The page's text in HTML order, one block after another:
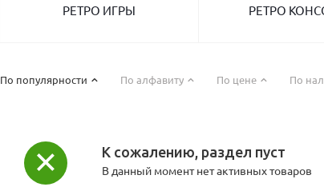
РЕТРО ИГРЫ РЕТРО
По популярности По алфавиту По цене По
К сожалению, раздел пуст
В данный момент нет активных товаров